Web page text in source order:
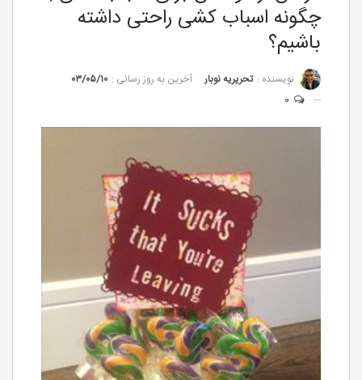
چگونه اسباب کشی راحتی داشته
باشیم؟
نویسنده : تحریریه نوبار آخرین به روز رسانی : ۰۳/۰۵/۱۰